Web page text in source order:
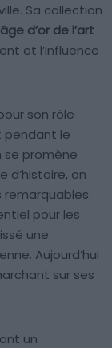
Sa collection
d’or de l’art
et l’influence
son rôle
pendant le
se promène
d’histoire, on
pour les
une
Aujourd’hui
sur ses
un